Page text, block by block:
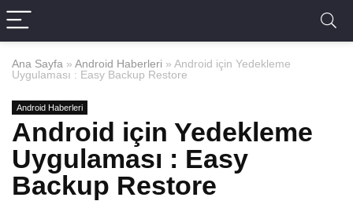
Ana Sayfa » Android Haberleri » Android için Yedekleme
Uygulaması : Easy Backup Restore
Android Haberleri
Android için Yedekleme
Uygulaması : Easy
Backup Restore